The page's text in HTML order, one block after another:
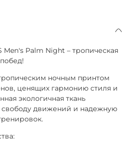
Men's Palm Night – тропическая
ночным принтом
ценящих гармонию стиля и
экологичная ткань
свободу движений и надежную